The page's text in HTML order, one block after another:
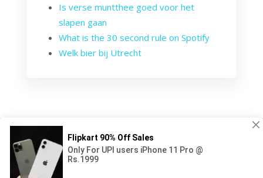
Is verse muntthee goed voor het
slapen gaan
What is the 30 second rule on Spotify
Welk bier bij Utrecht
© Little Delirium